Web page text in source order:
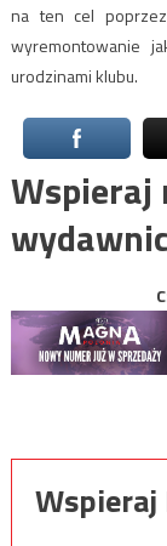
na ten cel
wyremontowanie
urodzinami klubu.
Wspieraj
Wspieraj